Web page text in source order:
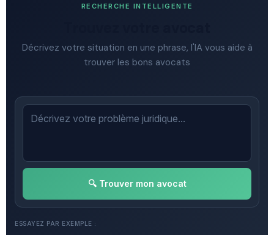
RECHERCHE INTELLIGENTE
Décrivez votre situation en une phrase, l'IA vous aide à
trouver les bons avocats
🔍 Trouver mon avocat
ESSAYEZ PAR EXEMPLE :